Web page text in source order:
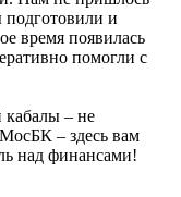
подготовили и
время появилась
помогли с
кабалы – не
– здесь вам
над финансами!